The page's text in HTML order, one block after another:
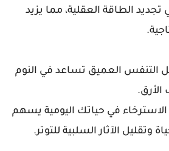
تجديد الطاقة العقلية، مما يزيد
التنفس العميق تساعد في النوم
في حياتك اليومية يسهم
وتقليل الآثار السلبية للتوتر.